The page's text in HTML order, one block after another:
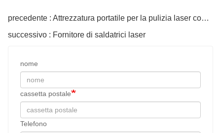
precedente : Attrezzatura portatile per la pulizia laser continua
successivo : Fornitore di saldatrici laser
nome
cassetta postale
Telefono